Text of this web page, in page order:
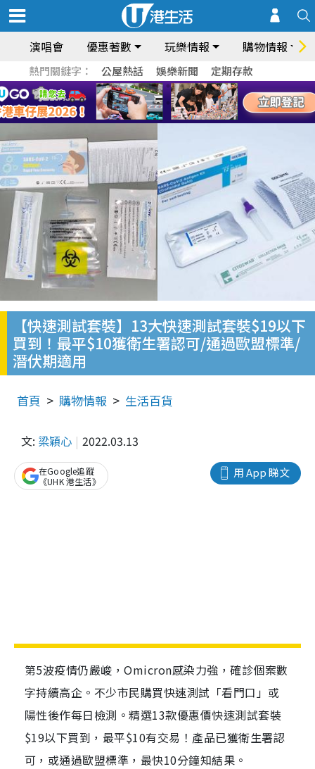
演唱會 優惠著數 玩樂情報 購物情報
熱門關鍵字： 公屋熱話 娛樂新聞 定期存款
【快速測試套裝】13大快速測試套裝$19以下
買到！最平$10獲衛生署認可/通過歐盟標準/
潛伏期適用
首頁 購物情報 生活百貨
文: 梁穎心 2022.03.13
用 App 睇文
在Google追蹤
《UHK 港生活》
第5波疫情仍嚴峻，Omicron感染力強，確診個案數
字持續高企。不少市民購買快速測試「看門口」或
陽性後作每日檢測。精選13款優惠價快速測試套裝
$19以下買到，最平$10有交易！產品已獲衛生署認
可，或通過歐盟標準，最快10分鐘知結果。